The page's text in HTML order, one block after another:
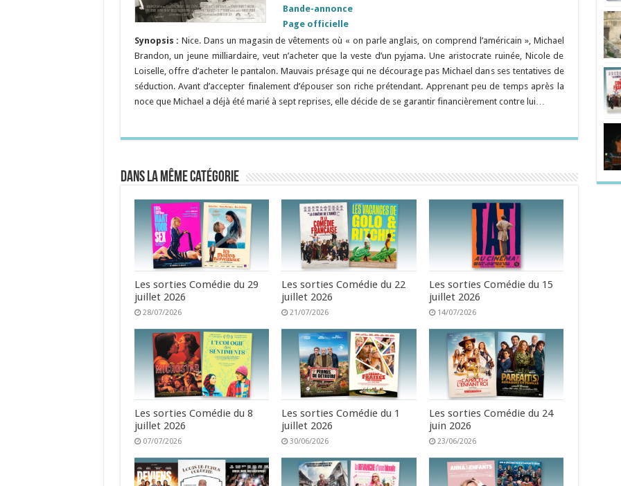
Bande-annonce
Page officielle
Synopsis :Nice. Dans un magasin de vêtements où « on parle anglais, on comprend l’américain », Michael
Brandon, un jeune milliardaire, veut n’acheter que la veste d’un pyjama. Une aristocrate ruinée, Nicole de
Loiselle, offre d’acheter le pantalon. Mauvais présage qui ne décourage pas Michael dans ses tentatives de
séduction. Avant d’accepter finalement d’épouser son riche prétendant. Apprenant peu de temps après la
noce que Michael a déjà été marié à sept reprises, elle décide de se garantir financièrement contre lui…
Dans la même catégorie
Les sorties Comédie du 29
juillet 2026
28/07/2026
Les sorties Comédie du 22
juillet 2026
21/07/2026
Les sorties Comédie du 15
juillet 2026
14/07/2026
Les sorties Comédie du 8
juillet 2026
07/07/2026
Les sorties Comédie du 1
juillet 2026
30/06/2026
Les sorties Comédie du 24
juin 2026
23/06/2026